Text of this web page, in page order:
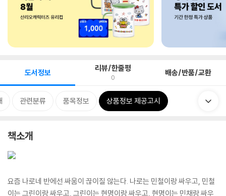
도서정보 리뷰/한줄평
0 배송/반품/교환
관련분류 품목정보 상품정보 제공고시
책소개
요즘 나로네 반에선 싸움이 끊이질 않는다. 나로는 민철이랑 싸우고, 민철
이는 그린이랑 싸우고, 그린이는 현명이랑 싸우고, 현명이는 민채랑 싸우